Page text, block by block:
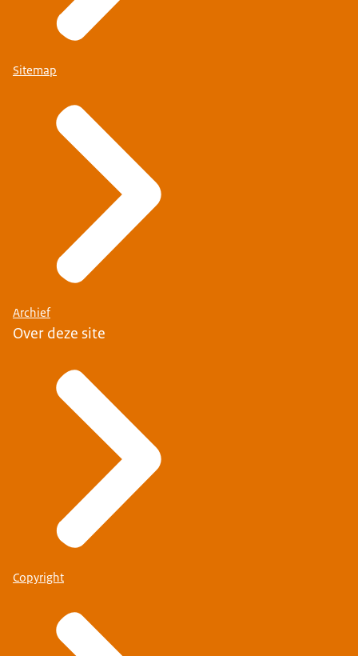
Sitemap
Archief
Over deze site
Copyright